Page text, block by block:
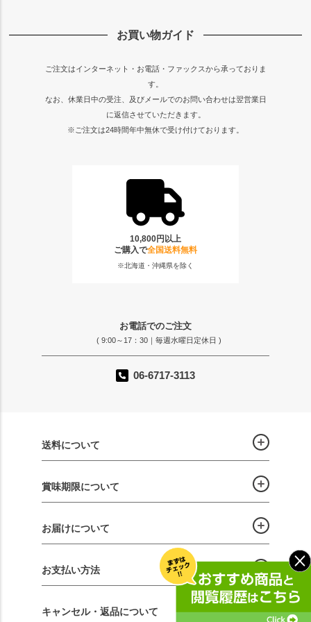
お買い物ガイド
ご注文はインターネット・お電話・ファックスから承っておりま
す。
なお、休業日中の受注、及びメールでのお問い合わせは翌営業日
に返信させていただきます。
※ご注文は24時間年中無休で受け付けております。
10,800円以上
ご購入で全国送料無料
※北海道・沖縄県を除く
お電話でのご注文
( 9:00～17：30｜毎週水曜日定休日 )
06-6717-3113
送料について
賞味期限について
お届けについて
お支払い方法
キャンセル・返品について